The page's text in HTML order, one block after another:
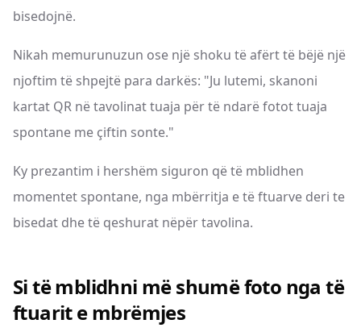
bisedojnë.
Nikah memurunuzun ose një shoku të afërt të bëjë një
njoftim të shpejtë para darkës: "Ju lutemi, skanoni
kartat QR në tavolinat tuaja për të ndarë fotot tuaja
spontane me çiftin sonte."
Ky prezantim i hershëm siguron që të mblidhen
momentet spontane, nga mbërritja e të ftuarve deri te
bisedat dhe të qeshurat nëpër tavolina.
Si të mblidhni më shumë foto nga të
ftuarit e mbrëmjes